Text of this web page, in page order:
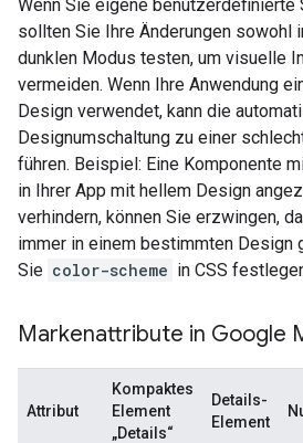
Wenn Sie eigene benutzerdefinierte
sollten Sie Ihre Änderungen sowohl
dunklen Modus testen, um visuelle
vermeiden. Wenn Ihre Anwendung
Design verwendet, kann die
Designumschaltung zu einer
führen. Beispiel: Eine Komponente
in Ihrer App mit hellem Design
verhindern, können Sie erzwingen,
immer in einem bestimmten Design
Sie color-scheme in CSS
Markenattribute in Google
Attribut
Kompaktes
Element
„Details“
Details-
Element